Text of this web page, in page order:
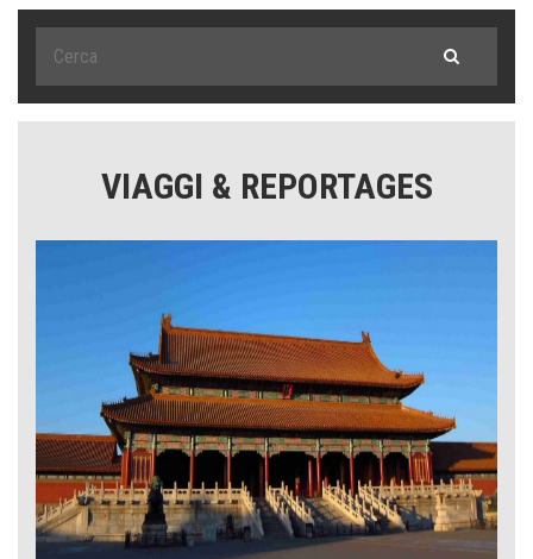
VIAGGI & REPORTAGES